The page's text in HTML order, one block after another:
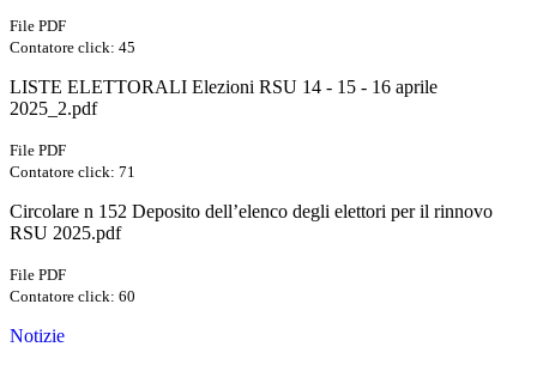
File PDF
Contatore click: 45
LISTE ELETTORALI Elezioni RSU 14 - 15 - 16 aprile
2025_2.pdf
File PDF
Contatore click: 71
Circolare n 152 Deposito dell’elenco degli elettori per il rinnovo
RSU 2025.pdf
File PDF
Contatore click: 60
Notizie